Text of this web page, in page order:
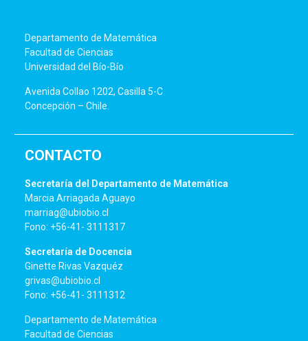
Departamento de Matemática
Facultad de Ciencias
Universidad del Bío-Bío
Avenida Collao 1202, Casilla 5-C
Concepción – Chile.
CONTACTO
Secretaría del Departamento de Matemática
Marcia Arriagada Aguayo
marriag@ubiobio.cl
Fono: +56-41- 3111317
Secretaría de Docencia
Ginette Rivas Vazquéz
grivas@ubiobio.cl
Fono: +56-41- 3111312
Departamento de Matemática
Facultad de Ciencias